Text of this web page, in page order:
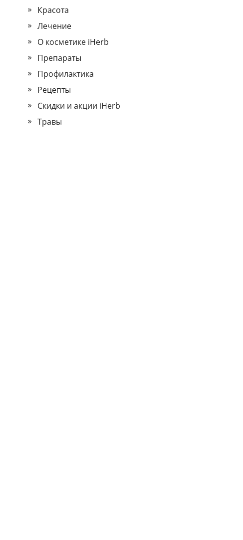
Красота
Лечение
О косметике iHerb
Препараты
Профилактика
Рецепты
Скидки и акции iHerb
Травы